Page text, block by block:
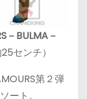
－BULMA－
センチ）
第２弾
ート。